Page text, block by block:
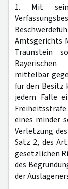
1. Mit
Amtsgerichts
Traunstein
mittelbar
für den Besitz
jedem Falle
eines minder
Verletzung
Satz 2, des Art.
gesetzlichen
des
der